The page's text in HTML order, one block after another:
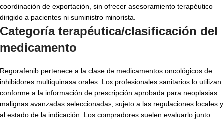
coordinación de exportación, sin ofrecer asesoramiento terapéutico
dirigido a pacientes ni suministro minorista.
Categoría terapéutica/clasificación del
medicamento
Regorafenib pertenece a la clase de medicamentos oncológicos de
inhibidores multiquinasa orales. Los profesionales sanitarios lo utilizan
conforme a la información de prescripción aprobada para neoplasias
malignas avanzadas seleccionadas, sujeto a las regulaciones locales y
al estado de la indicación. Los compradores suelen evaluarlo junto